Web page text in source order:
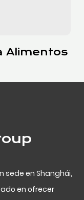
sede en Shanghái,
en ofrecer